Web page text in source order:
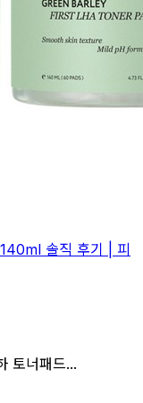
솔직 후기 | 피
토너패드...